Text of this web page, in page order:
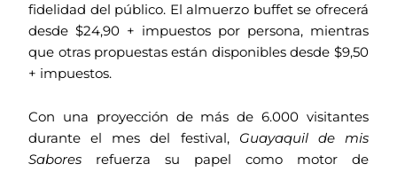
fidelidad del público. El almuerzo buffet se ofrecerá
desde $24,90 + impuestos por persona, mientras
que otras propuestas están disponibles desde $9,50
+ impuestos.
Con una proyección de más de 6.000 visitantes
durante el mes del festival, Guayaquil de mis
Sabores refuerza su papel como motor de